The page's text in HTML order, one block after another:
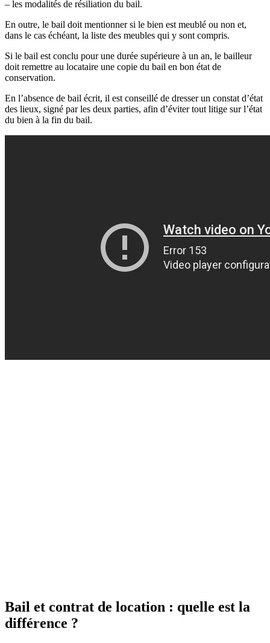
– les modalités de résiliation du bail.
En outre, le bail doit mentionner si le bien est meublé ou non et,
dans le cas échéant, la liste des meubles qui y sont compris.
Si le bail est conclu pour une durée supérieure à un an, le bailleur
doit remettre au locataire une copie du bail en bon état de
conservation.
En l’absence de bail écrit, il est conseillé de dresser un constat d’état
des lieux, signé par les deux parties, afin d’éviter tout litige sur l’état
du bien à la fin du bail.
Bail et contrat de location : quelle est la
différence ?